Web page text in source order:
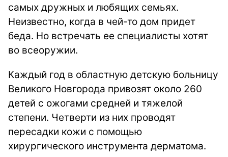
самых дружных и любящих семьях.
Неизвестно, когда в чей-то дом придет
беда. Но встречать ее специалисты хотят
во всеоружии.
Каждый год в областную детскую больницу
Великого Новгорода привозят около 260
детей с ожогами средней и тяжелой
степени. Четверти из них проводят
пересадки кожи с помощью
хирургического инструмента дерматома.